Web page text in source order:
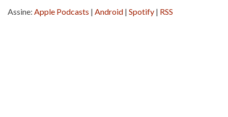
Assine: Apple Podcasts | Android | Spotify | RSS